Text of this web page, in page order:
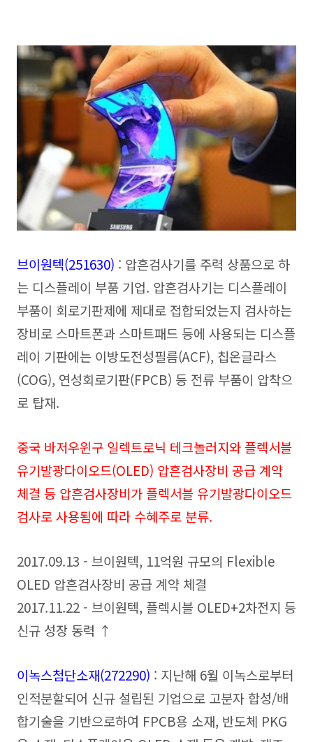
브이원텍(251630) : 압흔검사기를 주력 상품으로 하
는 디스플레이 부품 기업. 압흔검사기는 디스플레이
부품이 회로기판제에 제대로 접합되었는지 검사하는
장비로 스마트폰과 스마트패드 등에 사용되는 디스플
레이 기판에는 이방도전성필름(ACF), 칩온글라스
(COG), 연성회로기판(FPCB) 등 전류 부품이 압착으
로 탑재.
중국 바저우윈구 일렉트로닉 테크놀러지와 플렉서블
유기발광다이오드(OLED) 압흔검사장비 공급 계약
체결 등 압흔검사장비가 플렉서블 유기발광다이오드
검사로 사용됨에 따라 수혜주로 분류.
2017.09.13 - 브이원텍, 11억원 규모의 Flexible
OLED 압흔검사장비 공급 계약 체결
2017.11.22 - 브이원텍, 플렉시블 OLED+2차전지 등
신규 성장 동력 ↑
이녹스첨단소재(272290) : 지난해 6월 이녹스로부터
인적분할되어 신규 설립된 기업으로 고분자 합성/배
합기술을 기반으로하여 FPCB용 소재, 반도체 PKG